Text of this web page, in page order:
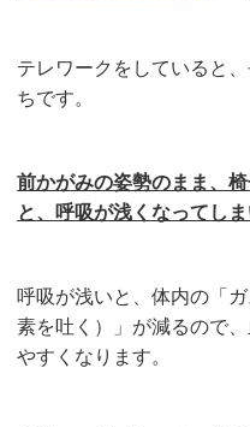
テレワークをしていると
ちです。
前かがみの姿勢のまま、
と、呼吸が浅くなってし
呼吸が浅いと、体内の「
素を吐く）」が減るので
やすくなります。